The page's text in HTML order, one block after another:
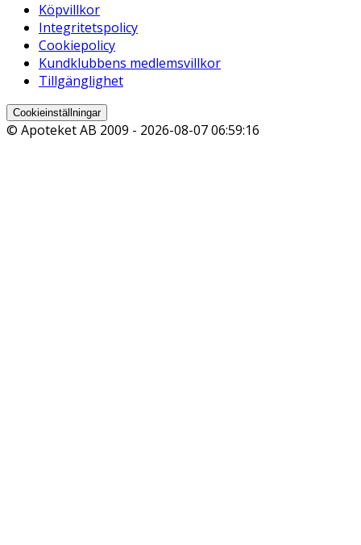
Köpvillkor
Integritetspolicy
Cookiepolicy
Kundklubbens medlemsvillkor
Tillgänglighet
Cookieinställningar
© Apoteket AB 2009 - 2026-08-07 06:59:16